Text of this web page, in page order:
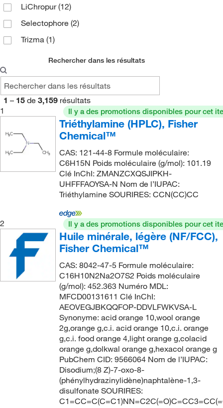
LiChropur(12)
Selectophore (2)
Trizma (1)
Rechercher dans les résultats
1 – 15 de 3,159 résultats
1
Il y a des promotions disponibles pour cet
Triéthylamine (HPLC), Fisher
Chemical™
CAS: 121-44-8 Formule moléculaire:
C6H15N Poids moléculaire (g/mol): 101.19
Clé InChI: ZMANZCXQSJIPKH-
UHFFFAOYSA-N Nom de l’IUPAC:
Triéthylamine SOURIRES: CCN(CC)CC
2 Il y a des promotions disponibles pour cet
Huile minérale, légère (NF/FCC),
Fisher Chemical™
CAS: 8042-47-5 Formule moléculaire:
C16H10N2Na2O7S2 Poids moléculaire
(g/mol): 452.363 Numéro MDL:
MFCD00131611 Clé InChI:
AEOVEGJBKQQFOP-DDVLFWKVSA-L
Synonyme: acid orange 10,wool orange
2g,orange g,c.i. acid orange 10,c.i. orange
g,c.i. food orange 4,light orange g,colacid
orange g,dolkwal orange g,hexacol orange g
PubChem CID: 9566064 Nom de l’IUPAC:
Disodium;(8 Z)-7-oxo-8-
(phénylhydrazinylidène)naphtalène-1,3-
disulfonate SOURIRES: